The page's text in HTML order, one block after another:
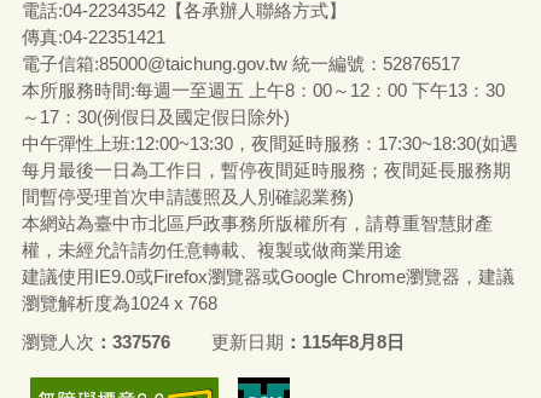
電話:04-22343542【各承辦人聯絡方式】
傳真:04-22351421
電子信箱:85000@taichung.gov.tw 統一編號：52876517
本所服務時間:每週一至週五 上午8：00～12：00 下午13：30
～17：30(例假日及國定假日除外)
中午彈性上班:12:00~13:30，夜間延時服務：17:30~18:30(如遇
每月最後一日為工作日，暫停夜間延時服務；夜間延長服務期
間暫停受理首次申請護照及人別確認業務)
本網站為臺中市北區戶政事務所版權所有，請尊重智慧財產
權，未經允許請勿任意轉載、複製或做商業用途
建議使用IE9.0或Firefox瀏覽器或Google Chrome瀏覽器，建議
瀏覽解析度為1024 x 768
瀏覽人次
337576 更新日期 115年8月8日